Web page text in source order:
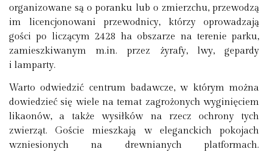
organizowane są o poranku lub o zmierzchu, przewodzą
im licencjonowani przewodnicy, którzy oprowadzają
gości po liczącym 2428 ha obszarze na terenie parku,
zamieszkiwanym m.in. przez żyrafy, lwy, gepardy
i lamparty.
Warto odwiedzić centrum badawcze, w którym można
dowiedzieć się wiele na temat zagrożonych wyginięciem
likaonów, a także wysiłków na rzecz ochrony tych
zwierząt. Goście mieszkają w eleganckich pokojach
wzniesionych na drewnianych platformach.